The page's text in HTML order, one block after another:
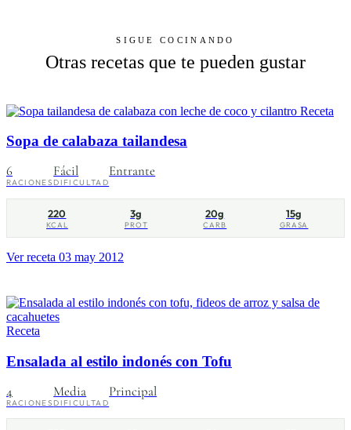
SIGUE COCINANDO
Otras recetas que te pueden gustar
Receta
Sopa de calabaza tailandesa
6
RACIONES
Fácil
DIFICULTAD
Entrante
220
KCAL
3g
PROT
20g
CARB
15g
GRASA
Ver receta 03 may 2012
Receta
Ensalada al estilo indonés con Tofu
4
RACIONES
Media
DIFICULTAD
Principal